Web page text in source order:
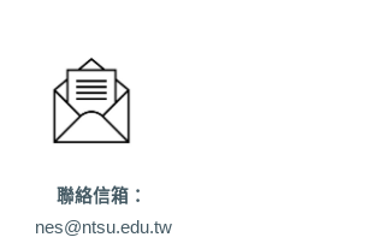
聯絡信箱：
nes@ntsu.edu.tw